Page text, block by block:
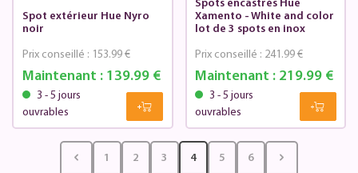
Spot extérieur Hue Nyro
noir
Maintenant :139.99 €
Prix conseillé : 153.99 €
3 - 5 jours
ouvrables
Spots encastrés Hue
Xamento - White and color
lot de 3 spots en inox
Maintenant : 219.99 €
Prix conseillé : 241.99 €
3 - 5 jours
ouvrables
1 2 3 4 5 6